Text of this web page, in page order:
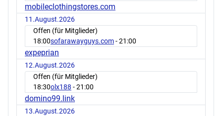
mobileclothingstores.com
11.August.2026
Offen (für Mitglieder)
18:00sofarawayguys.com- 21:00
expeprian
12.August.2026
Offen (für Mitglieder)
18:30olx188 - 21:00
domino99.link
13.August.2026